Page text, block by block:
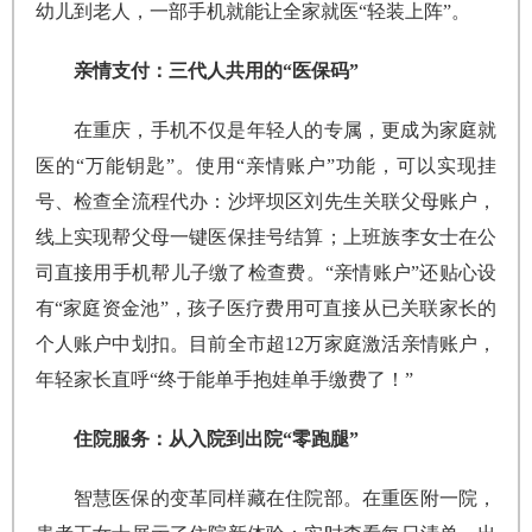
幼儿到老人，一部手机就能让全家就医“轻装上阵”。
亲情支付：三代人共用的“医保码”
在重庆，手机不仅是年轻人的专属，更成为家庭就
医的“万能钥匙”。使用“亲情账户”功能，可以实现挂
号、检查全流程代办：沙坪坝区刘先生关联父母账户，
线上实现帮父母一键医保挂号结算；上班族李女士在公
司直接用手机帮儿子缴了检查费。“亲情账户”还贴心设
有“家庭资金池”，孩子医疗费用可直接从已关联家长的
个人账户中划扣。目前全市超12万家庭激活亲情账户，
年轻家长直呼“终于能单手抱娃单手缴费了！”
住院服务：从入院到出院“零跑腿”
智慧医保的变革同样藏在住院部。在重医附一院，